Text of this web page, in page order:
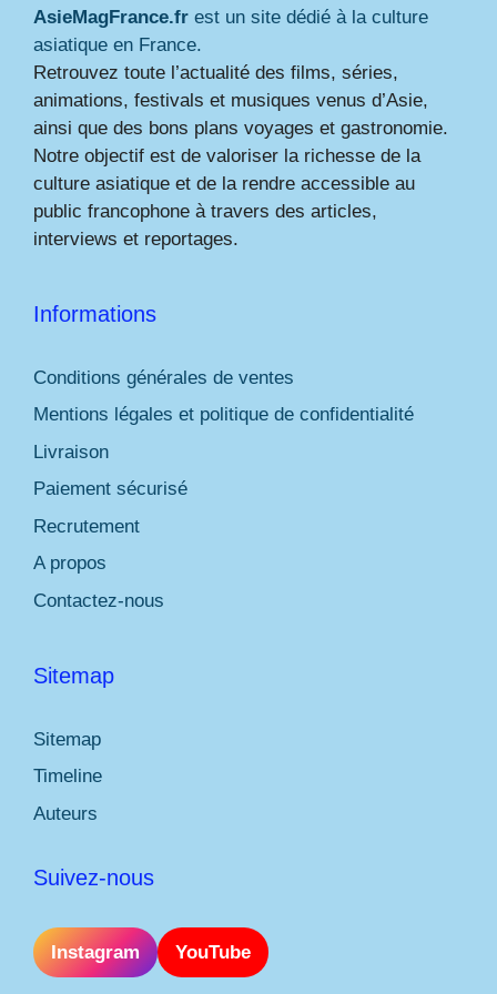
AsieMagFrance.fr est un site dédié à la culture
asiatique en France.
Retrouvez toute l’actualité des films, séries,
animations, festivals et musiques venus d’Asie,
ainsi que des bons plans voyages et gastronomie.
Notre objectif est de valoriser la richesse de la
culture asiatique et de la rendre accessible au
public francophone à travers des articles,
interviews et reportages.
Informations
Conditions générales de ventes
Mentions légales et politique de confidentialité
Livraison
Paiement sécurisé
Recrutement
A propos
Contactez-nous
Sitemap
Sitemap
Timeline
Auteurs
Suivez-nous
Instagram YouTube